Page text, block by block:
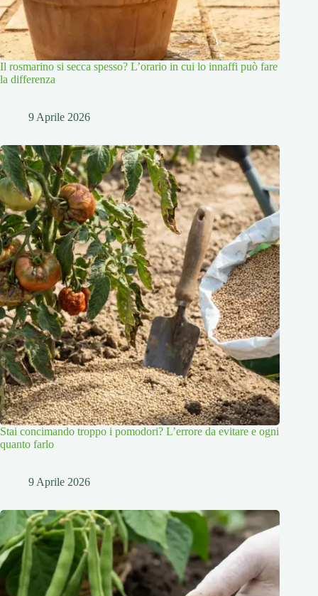
Il rosmarino si secca spesso? L’orario in cui lo innaffi può fare
la differenza
9 Aprile 2026
Stai concimando troppo i pomodori? L’errore da evitare e ogni
quanto farlo
9 Aprile 2026